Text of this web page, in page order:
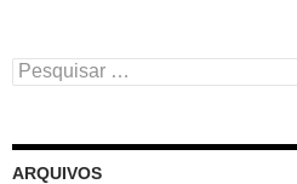
Pesquisar
por:
ARQUIVOS